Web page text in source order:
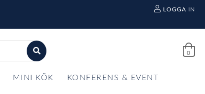
LOGGA IN
0
MINI KÖK KONFERENS & EVENT